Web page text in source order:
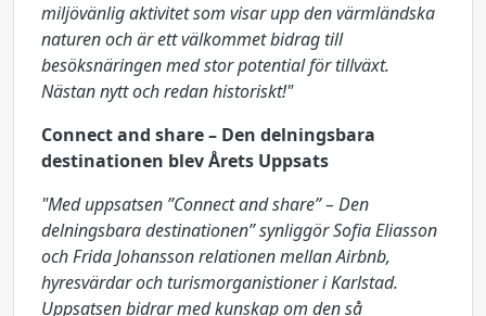
miljövänlig aktivitet som visar upp den värmländska
naturen och är ett välkommet bidrag till
besöksnäringen med stor potential för tillväxt.
Nästan nytt och redan historiskt!"
Connect and share – Den delningsbara
destinationen blev Årets Uppsats
"Med uppsatsen ”Connect and share” – Den
delningsbara destinationen” synliggör Sofia Eliasson
och Frida Johansson relationen mellan Airbnb,
hyresvärdar och turismorganistioner i Karlstad.
Uppsatsen bidrar med kunskap om den så